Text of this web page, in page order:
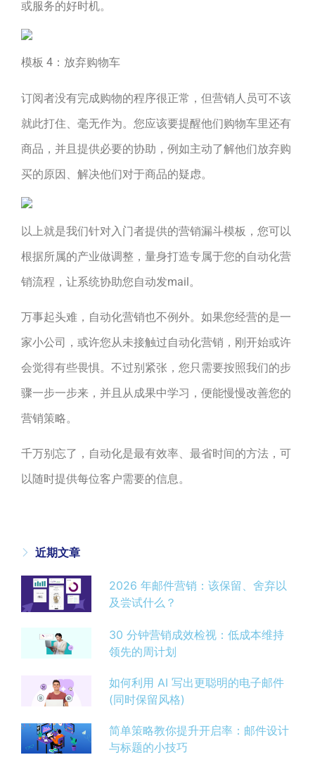
或服务的好时机。
模板 4：放弃购物车
订阅者没有完成购物的程序很正常，但营销人员可不该
就此打住、毫无作为。您应该要提醒他们购物车里还有
商品，并且提供必要的协助，例如主动了解他们放弃购
买的原因、解决他们对于商品的疑虑。
以上就是我们针对入门者提供的营销漏斗模板，您可以
根据所属的产业做调整，量身打造专属于您的自动化营
销流程，让系统协助您自动发mail。
万事起头难，自动化营销也不例外。如果您经营的是一
家小公司，或许您从未接触过自动化营销，刚开始或许
会觉得有些畏惧。不过别紧张，您只需要按照我们的步
骤一步一步来，并且从成果中学习，便能慢慢改善您的
营销策略。
千万别忘了，自动化是最有效率、最省时间的方法，可
以随时提供每位客户需要的信息。
近期文章
2026 年邮件营销：该保留、舍弃以
及尝试什么？
30 分钟营销成效检视：低成本维持
领先的周计划
如何利用 AI 写出更聪明的电子邮件
(同时保留风格)
简单策略教你提升开启率：邮件设计
与标题的小技巧